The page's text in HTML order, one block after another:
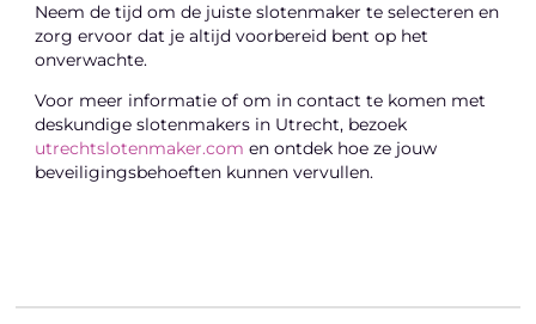
Neem de tijd om de juiste slotenmaker te selecteren en
zorg ervoor dat je altijd voorbereid bent op het
onverwachte.
Voor meer informatie of om in contact te komen met
deskundige slotenmakers in Utrecht, bezoek
utrechtslotenmaker.com en ontdek hoe ze jouw
beveiligingsbehoeften kunnen vervullen.